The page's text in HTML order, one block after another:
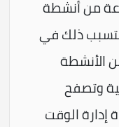
من أنشطة
ذلك في
الأنشطة
وتصفح
إدارة الوقت